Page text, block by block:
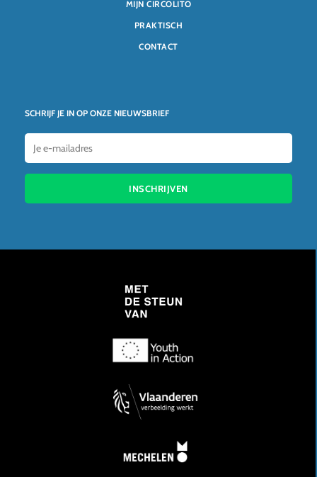
SCHRIJF JE IN OP ONZE NIEUWSBRIEF
INSCHRIJVEN
MIJN CIRCOLITO
PRAKTISCH
CONTACT